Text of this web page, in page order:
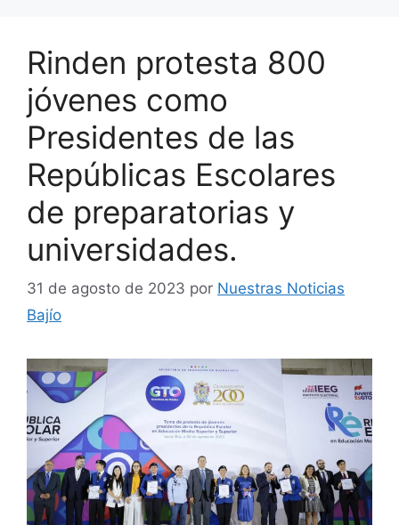
Rinden protesta 800
jóvenes como
Presidentes de las
Repúblicas Escolares
de preparatorias y
universidades.
31 de agosto de 2023 por Nuestras Noticias
Bajío